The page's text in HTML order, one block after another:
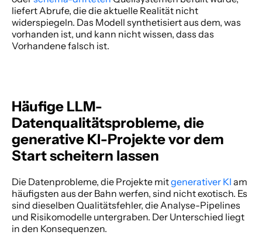
liefert Abrufe, die die aktuelle Realität nicht
widerspiegeln. Das Modell synthetisiert aus dem, was
vorhanden ist, und kann nicht wissen, dass das
Vorhandene falsch ist.
Häufige LLM-
Datenqualitätsprobleme, die
generative KI-Projekte vor dem
Start scheitern lassen
Die Datenprobleme, die Projekte mit generativer KI am
häufigsten aus der Bahn werfen, sind nicht exotisch. Es
sind dieselben Qualitätsfehler, die Analyse-Pipelines
und Risikomodelle untergraben. Der Unterschied liegt
in den Konsequenzen.